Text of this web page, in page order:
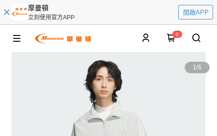
摩曼頓
立刻使用官方APP
開啟APP
0
1/6